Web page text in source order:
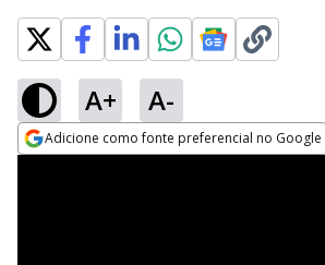
A+ A-
Adicione como fonte preferencial no Google